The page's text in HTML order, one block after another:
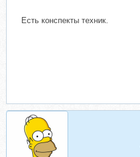
Есть конспекты техник.